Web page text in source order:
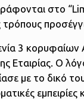
στο
3
Εταιρίας. Ο
με το δικό
εμπειρίες